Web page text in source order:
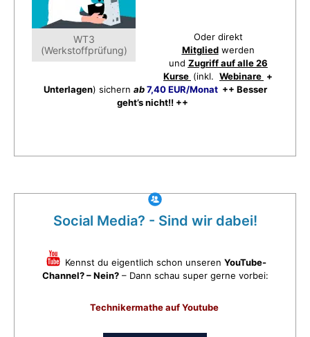
WT3
(Werkstoffprüfung)
Oder direkt
Mitgliedwerden
und Zugriff auf alle 26
Kurse (inkl. Webinare +
Unterlagen) sichern ab7,40 EUR/Monat++ Besser
geht’s nicht!! ++
Social Media? - Sind wir dabei!
Kennst du eigentlich schon unseren YouTube-
Channel? – Nein?– Dann schau super gerne vorbei:
Technikermathe auf Youtube